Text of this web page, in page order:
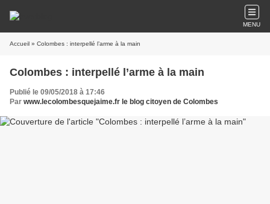
MENU
Accueil » Colombes : interpellé l’arme à la main
Colombes : interpellé l’arme à la main
Publié le 09/05/2018 à 17:46
Par www.lecolombesquejaime.fr le blog citoyen de Colombes